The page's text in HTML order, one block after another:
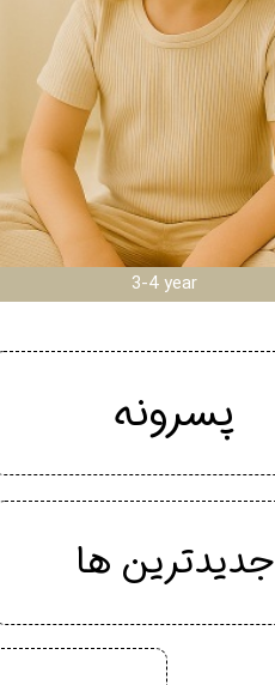
3-4 year
پسرونه
جدیدترین ها